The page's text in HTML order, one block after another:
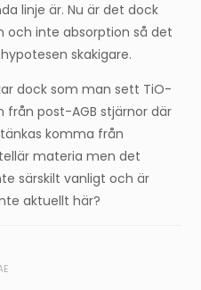
linje är. Nu är det dock
och inte absorption så det
skakigare.
dock som man sett TiO-
från post-AGB stjärnor där
komma från
materia men det
särskilt vanligt och är
aktuellt här?